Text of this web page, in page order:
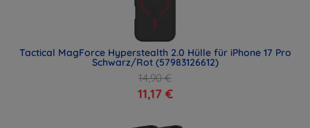
Tactical MagForce Hyperstealth 2.0 Hülle für iPhone 17 Pro
Schwarz/Rot (57983126612)
14,90 €
11,17 €